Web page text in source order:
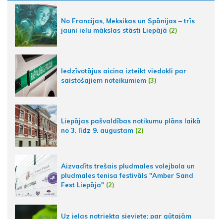
No Francijas, Meksikas un Spānijas – trīs
jauni ielu mākslas stāsti Liepājā (2)
Iedzīvotājus aicina izteikt viedokli par
saistošajiem noteikumiem (3)
Liepājas pašvaldības notikumu plāns laikā
no 3. līdz 9. augustam (2)
Aizvadīts trešais pludmales volejbola un
pludmales tenisa festivāls "Amber Sand
Fest Liepāja" (2)
Uz ielas notriekta sieviete; par gūtajām